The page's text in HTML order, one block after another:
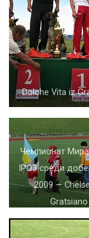
Dolche Vita iz
Чемпионат
IPO3 среди
2009 —
Gratsiano